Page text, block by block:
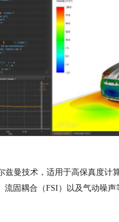
兹曼技术，适用于高保真度
固耦合（FSI）以及气动噪声